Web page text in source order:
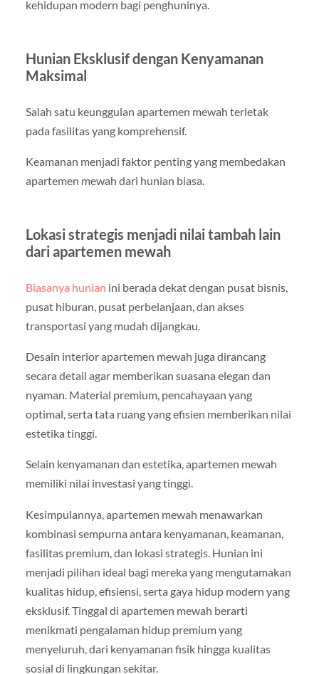
kehidupan modern bagi penghuninya.
Hunian Eksklusif dengan Kenyamanan
Maksimal
Salah satu keunggulan apartemen mewah terletak
pada fasilitas yang komprehensif.
Keamanan menjadi faktor penting yang membedakan
apartemen mewah dari hunian biasa.
Lokasi strategis menjadi nilai tambah lain
dari apartemen mewah
Biasanya hunian ini berada dekat dengan pusat bisnis,
pusat hiburan, pusat perbelanjaan, dan akses
transportasi yang mudah dijangkau.
Desain interior apartemen mewah juga dirancang
secara detail agar memberikan suasana elegan dan
nyaman. Material premium, pencahayaan yang
optimal, serta tata ruang yang efisien memberikan nilai
estetika tinggi.
Selain kenyamanan dan estetika, apartemen mewah
memiliki nilai investasi yang tinggi.
Kesimpulannya, apartemen mewah menawarkan
kombinasi sempurna antara kenyamanan, keamanan,
fasilitas premium, dan lokasi strategis. Hunian ini
menjadi pilihan ideal bagi mereka yang mengutamakan
kualitas hidup, efisiensi, serta gaya hidup modern yang
eksklusif. Tinggal di apartemen mewah berarti
menikmati pengalaman hidup premium yang
menyeluruh, dari kenyamanan fisik hingga kualitas
sosial di lingkungan sekitar.